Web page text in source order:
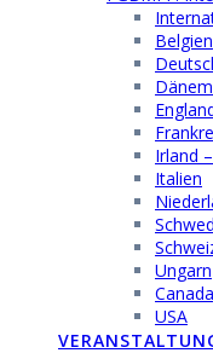
Belgien
Irland
Italien
Ungarn
USA